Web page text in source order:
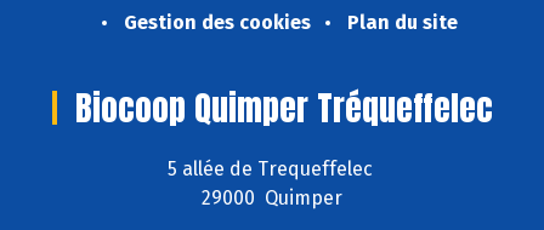
Gestion des cookies
Plan du site
Biocoop Quimper Tréqueffelec
5 allée de Trequeffelec
29000 Quimper